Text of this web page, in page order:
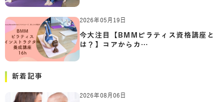
2026年05月19日
今大注目【BMMピラティス資格講座と
は？】コアからカ…
新着記事
2026年08月06日